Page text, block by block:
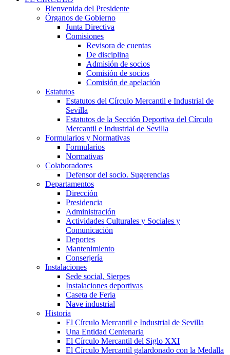
Bienvenida del Presidente
Órganos de Gobierno
Junta Directiva
Comisiones
Revisora de cuentas
De disciplina
Admisión de socios
Comisión de socios
Comisión de apelación
Estatutos
Estatutos del Círculo Mercantil e Industrial de
Sevilla
Estatutos de la Sección Deportiva del Círculo
Mercantil e Industrial de Sevilla
Formularios y Normativas
Formularios
Normativas
Colaboradores
Defensor del socio. Sugerencias
Departamentos
Dirección
Presidencia
Administración
Actividades Culturales y Sociales y
Comunicación
Deportes
Mantenimiento
Conserjería
Instalaciones
Sede social, Sierpes
Instalaciones deportivas
Caseta de Feria
Nave industrial
Historia
El Círculo Mercantil e Industrial de Sevilla
Una Entidad Centenaria
El Círculo Mercantil del Siglo XXI
El Círculo Mercantil galardonado con la Medalla